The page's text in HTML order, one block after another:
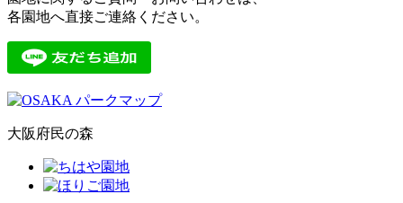
各園地へ直接ご連絡ください。
大阪府民の森